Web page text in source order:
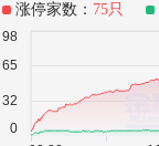
涨停家数： 75只